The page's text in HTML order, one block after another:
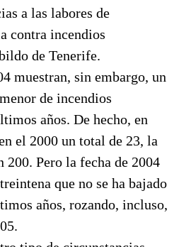
a las labores de
contra incendios
de Tenerife.
muestran, sin embargo, un
de incendios
años. De hecho, en
el 2000 un total de 23, la
200. Pero la fecha de 2004
que no se ha bajado
años, rozando, incluso,